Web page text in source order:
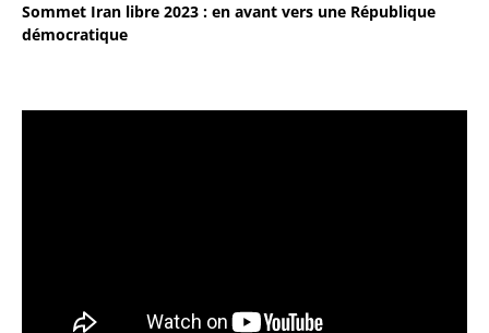
Sommet Iran libre 2023 : en avant vers une République
démocratique